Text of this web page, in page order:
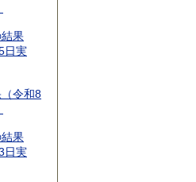
果
日実
令和8
果
日実